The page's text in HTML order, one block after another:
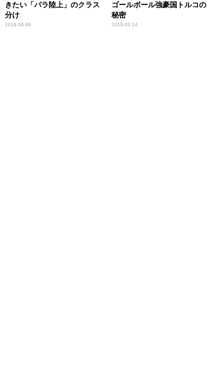
きたい「パラ陸上」のクラス
分け
2019.08.06
ゴールボール強豪国トルコの
秘密
2019.03.14